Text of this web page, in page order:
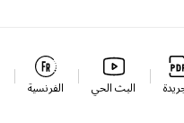
البث الحي الفرنسية